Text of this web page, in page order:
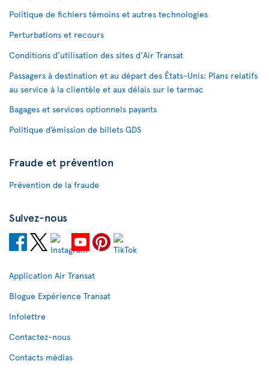
Politique de fichiers témoins et autres technologies
Perturbations et recours
Conditions d’utilisation des sites d'Air Transat
Passagers à destination et au départ des États-Unis: Plans relatifs
au service à la clientèle et aux délais sur le tarmac
Bagages et services optionnels payants
Politique d’émission de billets GDS
Fraude et prévention
Prévention de la fraude
Suivez-nous
Application Air Transat
Blogue Expérience Transat
Infolettre
Contactez-nous
Contacts médias